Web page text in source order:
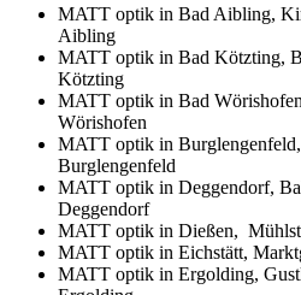
MATT optik in Bad Aibling,
Aibling
MATT optik in Bad Kötzting,
Kötzting
MATT optik in Bad
Wörishofen
MATT optik in
Burglengenfeld
MATT optik in Deggendorf,
Deggendorf
MATT optik in Dießen,
MATT optik in Eichstätt,
MATT optik in Ergolding,